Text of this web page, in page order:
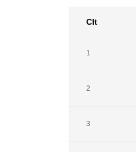
Clt
1
2
3